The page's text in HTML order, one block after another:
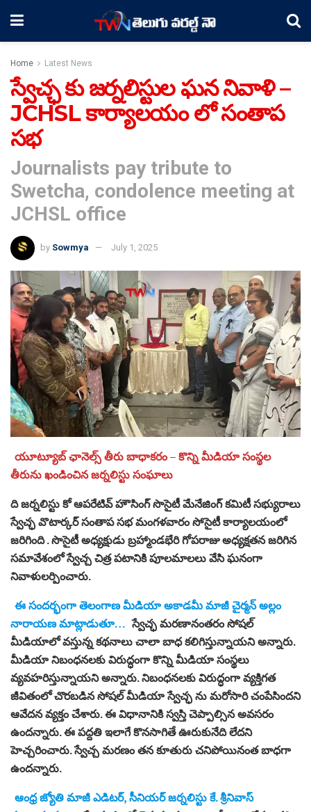
Home Latest News
స్వేచ్ఛ కు జర్నలిస్టుల ఘన నివాళి –
JCHSL కార్యాలయం లో సంతాప
సభ
Journalists pay tribute to
Swetcha, condolence meeting at
JCHSL office
by Sowmya July 1, 2025
యూట్యూబ్ ఛానెల్స్ తీరు బాధాకరం – కొన్ని మీడియా సంస్థల
తీరును ఖండించిన జర్నలిస్టు సంఘాలు
ది జర్నలిస్టు కో ఆపరేటివ్ హౌసింగ్ సొసైటీ మేనేజింగ్ కమిటీ సభ్యురాలు
స్వేచ్ఛ వొటార్కర్ సంతాప సభ మంగళవారం సోసైటీ కార్యాలయంలో
జరిగింది . సొసైటీ అధ్యక్షుడు బ్రహ్మాండభేరి గోపరాజు అధ్యక్షతన జరిగిన
సమావేశంలో స్వేచ్చ చిత్ర పటానికి పూలమాలలు వేసి ఘనంగా
నివాళులర్పించారు.
ఈ సందర్భంగా తెలంగాణ మీడియా అకాడమీ మాజీ చైర్మన్ అల్లం
నారాయణ మాట్లాడుతూ… స్వేచ్ఛ మరణానంతరం సోషల్
మీడియాలో వస్తున్న కథనాలు చాలా బాధ కలిగిస్తున్నాయని అన్నారు.
మీడియా నిబంధనలకు విరుద్ధంగా కొన్ని మీడియా సంస్థలు
వ్యవహరిస్తున్నాయని అన్నారు. నిబంధనలకు విరుద్ధంగా వ్యక్తిగత
జీవితంలో చొరబడిన సోషల్ మీడియా స్వేచ్ఛ ను మరోసారి చంపేసిందని
ఆవేదన వ్యక్తం చేశారు. ఈ విధానానికి స్వస్తి చెప్పాల్సిన అవసరం
ఉందన్నారు. ఈ పద్దతి ఇలాగే కొనసాగితే ఊరుకునేది లేదని
హెచ్చరించారు. స్వేచ్చ మరణం తన కూతురు చనిపోయినంత బాధగా
ఉందన్నారు.
ఆంధ్ర జ్యోతి మాజీ ఎడిటర్, సీనియర్ జర్నలిస్టు కే. శ్రీనివాస్